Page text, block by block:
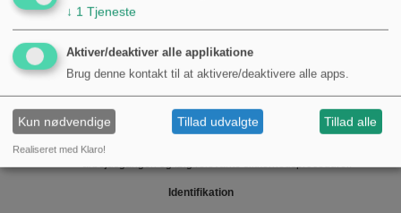
Sikkerhed og praktiske bemærkninger
Kontroller at klemmeoverfladerne er rene og fri for kraftig korrosion for
Hold øje med varmeudvikling ved længerevarende høje strømme; 50 A
er maksimal belastbarhed under normal brug.
Undgå at kortslutte + og − på batteriet; tilslut minus (jord) som anvist i
Identifikation
↓ 1 Tjeneste
Aktiver/deaktiver alle applikatione
Brug denne kontakt til at aktivere/deaktivere alle apps.
Kun nødvendige Tillad udvalgte Tillad alle
Realiseret med Klaro!